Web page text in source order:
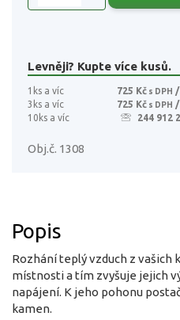
Levněji? Kupte více kusů.
1ks a víc 725 Kč s DPH
3ks a víc
725 Kč s DPH
10ks a víc
244 912
Obj.č. 1308
Popis
Rozhání teplý vzduch z vašich
místnosti a tím zvyšuje jejich
napájení. K jeho pohonu
kamen.